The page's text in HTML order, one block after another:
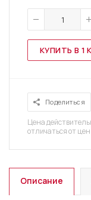
КУПИТЬ В 1
Поделиться
Цена
отличаться от
Описание